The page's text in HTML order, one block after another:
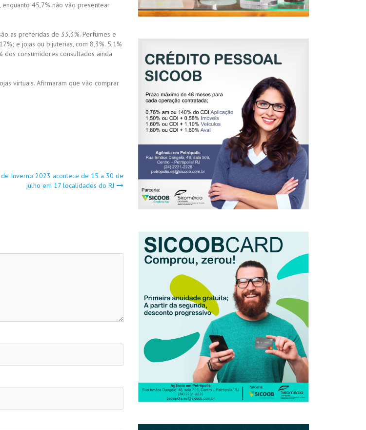
45,7% não vão presentear
as preferidas de 33,3%. Perfumes e
e joias ou bijuterias, com 8,3%. 5,1%
consumidores consultados ainda
virtuais. Afirmaram que vão comprar
de Inverno 2023 acontece de 15 a 30 de
julho em 17 localidades do RJ